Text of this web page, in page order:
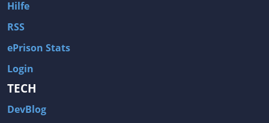
Hilfe
RSS
ePrison Stats
Login
TECH
DevBlog